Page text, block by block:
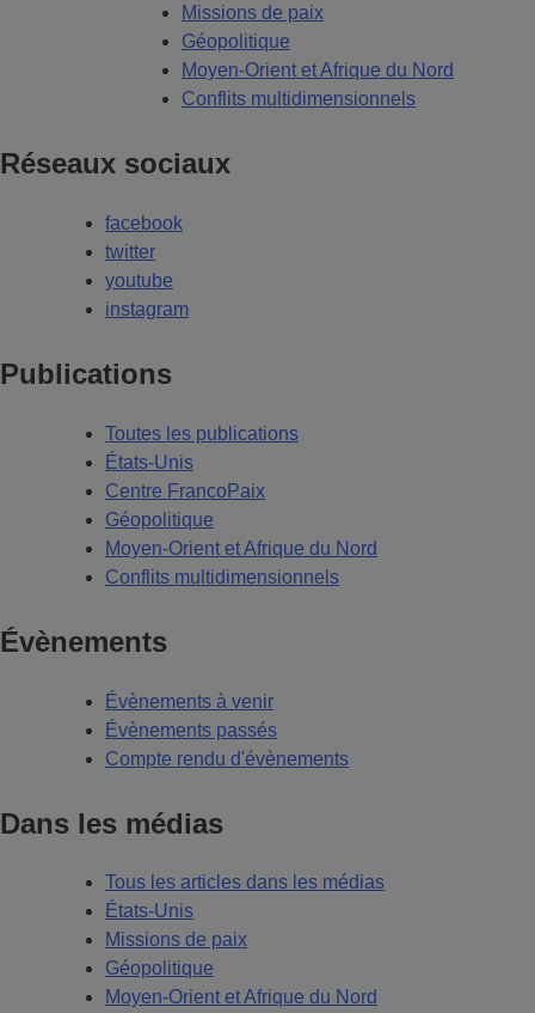
Missions de paix
Géopolitique
Moyen-Orient et Afrique du Nord
Conflits multidimensionnels
Réseaux sociaux
facebook
twitter
youtube
instagram
Publications
Toutes les publications
États-Unis
Centre FrancoPaix
Géopolitique
Moyen-Orient et Afrique du Nord
Conflits multidimensionnels
Évènements
Évènements à venir
Évènements passés
Compte rendu d'évènements
Dans les médias
Tous les articles dans les médias
États-Unis
Missions de paix
Géopolitique
Moyen-Orient et Afrique du Nord